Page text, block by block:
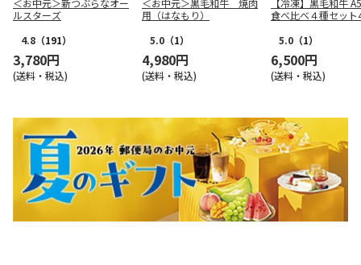
＜お中元＞新つぶらなオー
ルスターズ
4.8 （191）
3,780円
(送料・税込)
＜お中元＞黒毛和牛 焼肉
用（はなもり）
5.0 （1）
4,980円
(送料・税込)
【冷凍】黒毛和牛
食べ比べ４種セッ
5.0 （1）
6,500円
(送料・税込)